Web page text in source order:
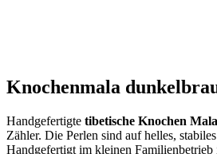
Knochenmala
Handgefertigte tibetische Knochen Mala
Zähler. Die Perlen sind auf helles,
Handgefertigt im kleinen